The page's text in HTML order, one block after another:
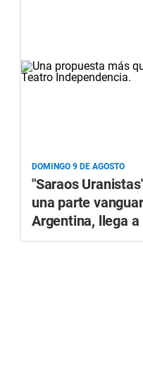
DOMINGO 9 DE AGOSTO
"Saraos
una parte
Argentina, llega